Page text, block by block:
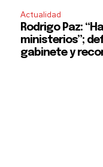
Privacy Policy
Actualidad
Rodrigo Paz:
ministerios”;
gabinete y